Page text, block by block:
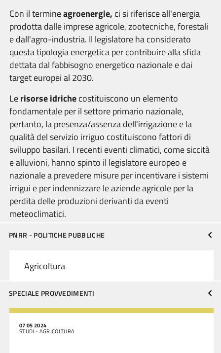
Con il termineagroenergie, ci si riferisce all'energia
prodotta dalle imprese agricole, zootecniche, forestali
e dall'agro-industria. Il legislatore ha considerato
questa tipologia energetica per contribuire alla sfida
dettata dal fabbisogno energetico nazionale e dai
target europei al 2030.
Lerisorse idrichecostituiscono un elemento
fondamentale per il settore primario nazionale,
pertanto, la presenza/assenza dell'irrigazione e la
qualità del servizio irriguo costituiscono fattori di
sviluppo basilari. I recenti eventi climatici, come siccità
e alluvioni, hanno spinto il legislatore europeo e
nazionale a prevedere misure per incentivare i sistemi
irrigui e per indennizzare le aziende agricole per la
perdita delle produzioni derivanti da eventi
meteoclimatici.
PNRR - POLITICHE PUBBLICHE
Agricoltura
SPECIALE PROVVEDIMENTI
07 05 2024
STUDI - AGRICOLTURA